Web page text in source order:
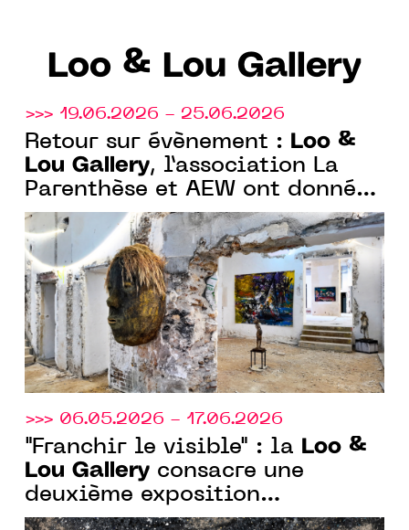
Loo & Lou Gallery
>>> 19.06.2026 - 25.06.2026
Retour sur évènement :
Loo &
Lou Gallery, l’association La
Parenthèse et AEW ont donné
carte blanche à Olivier de
Sagazan dans un magnifique
hôtel particulier du XIXe
siècle à Paris.
>>> 06.05.2026 - 17.06.2026
"Franchir le visible" : la
Loo &
Lou Gallery consacre une
deuxième exposition
monographique à Pierre-Luc